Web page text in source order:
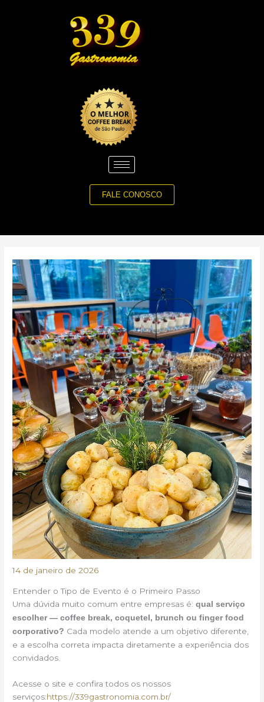
FALE CONOSCO
14 de janeiro de 2026
Entender o Tipo de Evento é o Primeiro Passo
Uma dúvida muito comum entre empresas é:qual serviço
escolher — coffee break, coquetel, brunch ou finger food
corporativo? Cada modelo atende a um objetivo diferente,
e a escolha correta impacta diretamente a experiência dos
convidados.
Acesse o site e confira todos os nossos
serviços:https://339gastronomia.com.br/